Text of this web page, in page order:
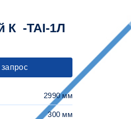
К -TAI-1Л
2990 мм
300 мм